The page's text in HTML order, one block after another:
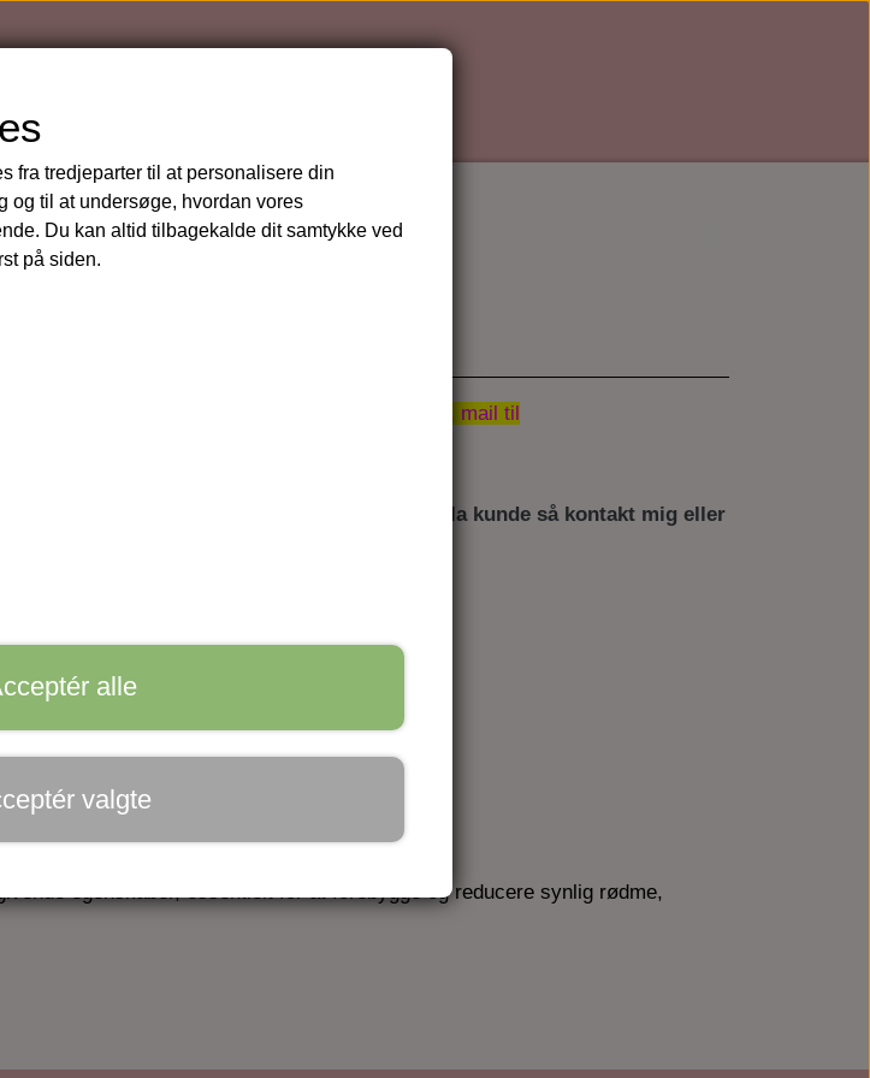
KUN på klinikken eller ved henvendelse i besked, mail til
eller på telefon/SMS 26125720
kan ikke købes online, men er du pHformula kunde så kontakt mig eller
egenskaber, essentielt for at forebygge og reducere synlig rødme,
fra tredjeparter til at personalisere din
og til at undersøge, hvordan vores
Du kan altid tilbagekalde dit samtykke ved
på siden.
alle
valgte